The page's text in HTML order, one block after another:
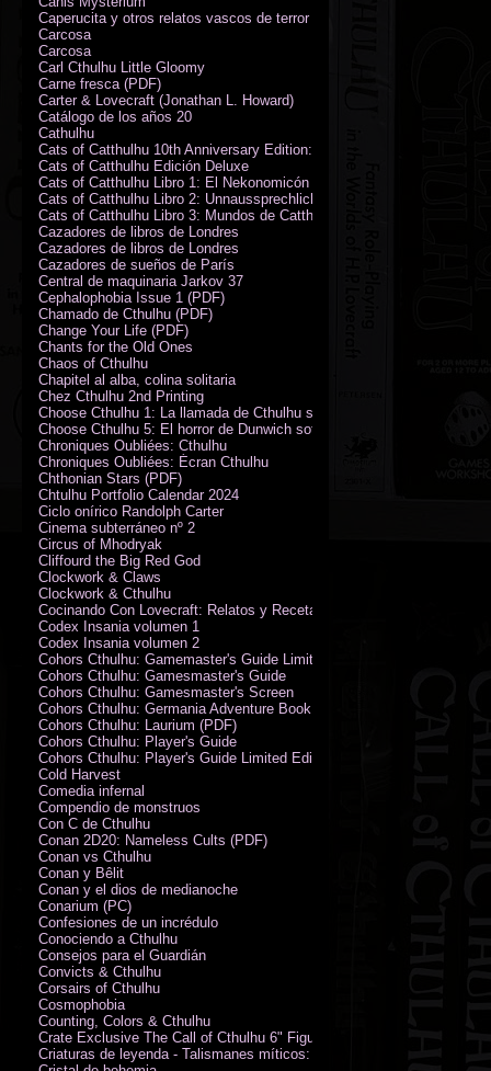
Caperucita y otros relatos vascos de terror (M. Rodríguez)
Carcosa
Carcosa
Carl Cthulhu Little Gloomy
Carne fresca (PDF)
Carter & Lovecraft (Jonathan L. Howard)
Catálogo de los años 20
Cathulhu
Cats of Catthulhu 10th Anniversary Edition: Quick Start Rules
Cats of Catthulhu Edición Deluxe
Cats of Catthulhu Libro 1: El Nekonomicón
Cats of Catthulhu Libro 2: Unnaussprechlichen Katzen
Cats of Catthulhu Libro 3: Mundos de Catthulhu
Cazadores de libros de Londres
Cazadores de libros de Londres
Cazadores de sueños de París
Central de maquinaria Jarkov 37
Cephalophobia Issue 1 (PDF)
Chamado de Cthulhu (PDF)
Change Your Life (PDF)
Chants for the Old Ones
Chaos of Cthulhu
Chapitel al alba, colina solitaria
Chez Cthulhu 2nd Printing
Choose Cthulhu 1: La llamada de Cthulhu softcover
Choose Cthulhu 5: El horror de Dunwich softcover
Chroniques Oubliées: Cthulhu
Chroniques Oubliées: Écran Cthulhu
Chthonian Stars (PDF)
Chtulhu Portfolio Calendar 2024
Ciclo onírico Randolph Carter
Cinema subterráneo nº 2
Circus of Mhodryak
Cliffourd the Big Red God
Clockwork & Claws
Clockwork & Cthulhu
Cocinando Con Lovecraft: Relatos y Recetas de Humor Sobrenatural
Codex Insania volumen 1
Codex Insania volumen 2
Cohors Cthulhu: Gamemaster's Guide Limited Edition
Cohors Cthulhu: Gamesmaster's Guide
Cohors Cthulhu: Gamesmaster's Screen
Cohors Cthulhu: Germania Adventure Book
Cohors Cthulhu: Laurium (PDF)
Cohors Cthulhu: Player's Guide
Cohors Cthulhu: Player's Guide Limited Edition
Cold Harvest
Comedia infernal
Compendio de monstruos
Con C de Cthulhu
Conan 2D20: Nameless Cults (PDF)
Conan vs Cthulhu
Conan y Bêlit
Conan y el dios de medianoche
Conarium (PC)
Confesiones de un incrédulo
Conociendo a Cthulhu
Consejos para el Guardián
Convicts & Cthulhu
Corsairs of Cthulhu
Cosmophobia
Counting, Colors & Cthulhu
Crate Exclusive The Call of Cthulhu 6" Figure von Austin James
Criaturas de leyenda - Talismanes míticos: Símbolo arcano